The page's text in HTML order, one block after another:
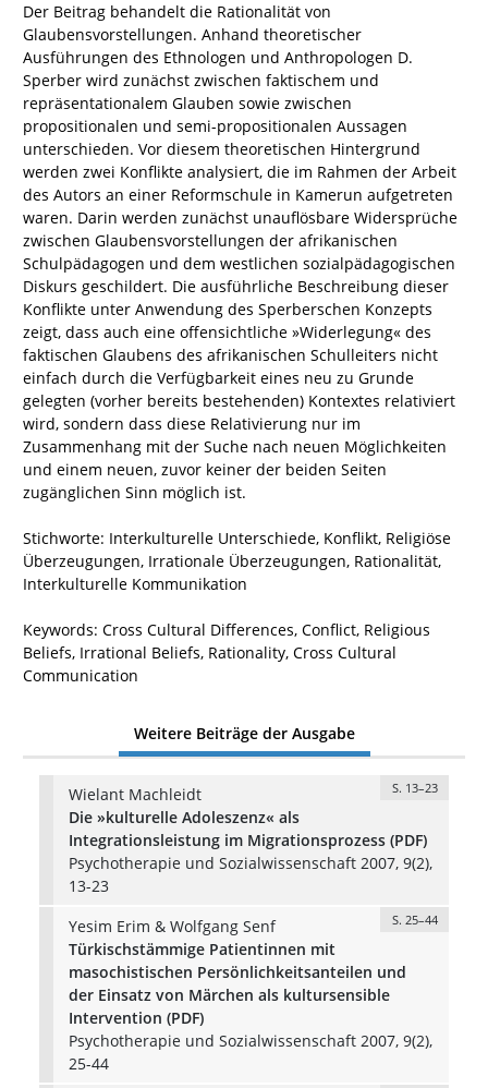
Der Beitrag behandelt die Rationalität von
Glaubensvorstellungen. Anhand theoretischer
Ausführungen des Ethnologen und Anthropologen D.
Sperber wird zunächst zwischen faktischem und
repräsentationalem Glauben sowie zwischen
propositionalen und semi-propositionalen Aussagen
unterschieden. Vor diesem theoretischen Hintergrund
werden zwei Konflikte analysiert, die im Rahmen der Arbeit
des Autors an einer Reformschule in Kamerun aufgetreten
waren. Darin werden zunächst unauflösbare Widersprüche
zwischen Glaubensvorstellungen der afrikanischen
Schulpädagogen und dem westlichen sozialpädagogischen
Diskurs geschildert. Die ausführliche Beschreibung dieser
Konflikte unter Anwendung des Sperberschen Konzepts
zeigt, dass auch eine offensichtliche »Widerlegung« des
faktischen Glaubens des afrikanischen Schulleiters nicht
einfach durch die Verfügbarkeit eines neu zu Grunde
gelegten (vorher bereits bestehenden) Kontextes relativiert
wird, sondern dass diese Relativierung nur im
Zusammenhang mit der Suche nach neuen Möglichkeiten
und einem neuen, zuvor keiner der beiden Seiten
zugänglichen Sinn möglich ist.
Stichworte: Interkulturelle Unterschiede, Konflikt, Religiöse
Überzeugungen, Irrationale Überzeugungen, Rationalität,
Interkulturelle Kommunikation
Keywords: Cross Cultural Differences, Conflict, Religious
Beliefs, Irrational Beliefs, Rationality, Cross Cultural
Communication
Weitere Beiträge der Ausgabe
Wielant Machleidt S. 13–23
Die »kulturelle Adoleszenz« als
Integrationsleistung im Migrationsprozess (PDF)
Psychotherapie und Sozialwissenschaft 2007, 9(2),
13-23
Yesim Erim & Wolfgang Senf
S. 25–44
Türkischstämmige Patientinnen mit
masochistischen Persönlichkeitsanteilen und
der Einsatz von Märchen als kultursensible
Intervention (PDF)
Psychotherapie und Sozialwissenschaft 2007, 9(2),
25-44